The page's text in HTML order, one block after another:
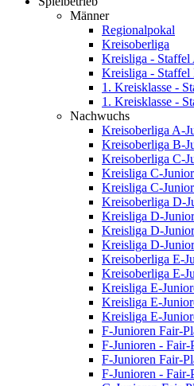
Männer
Regionalpokal
Kreisoberliga
Kreisliga - Staffel
Kreisliga - Staffel
1. Kreisklasse -
1. Kreisklasse -
Nachwuchs
Kreisoberliga A-
Kreisoberliga B-
Kreisoberliga C-
Kreisliga C-
Kreisliga C-
Kreisoberliga D-
Kreisliga D-
Kreisliga D-
Kreisliga D-
Kreisoberliga E-
Kreisoberliga E-
Kreisliga E-
Kreisliga E-
Kreisliga E-
F-Junioren Fair-
F-Junioren -
F-Junioren Fair-
F-Junioren -